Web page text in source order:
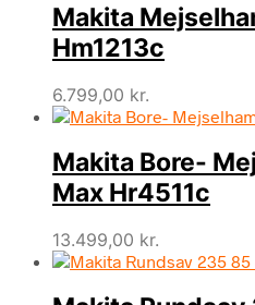
Makita
Hm1213c
6.799,00 kr.
Makita Bore-
Max Hr4511c
13.499,00 kr.